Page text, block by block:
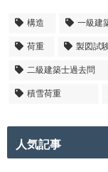
構造 一級建
荷重 製図試
二級建築士過去問
積雪荷重
人気記事